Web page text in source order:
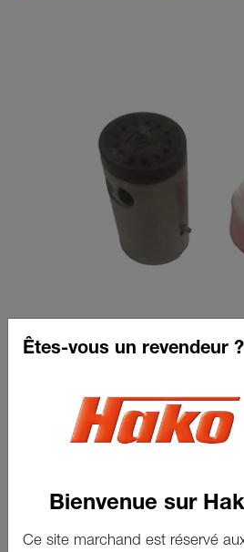
Buse + stator #44
Voir le produit
Êtes-vous un revendeur ?
Bienvenue sur
Ce site marchand est réservé